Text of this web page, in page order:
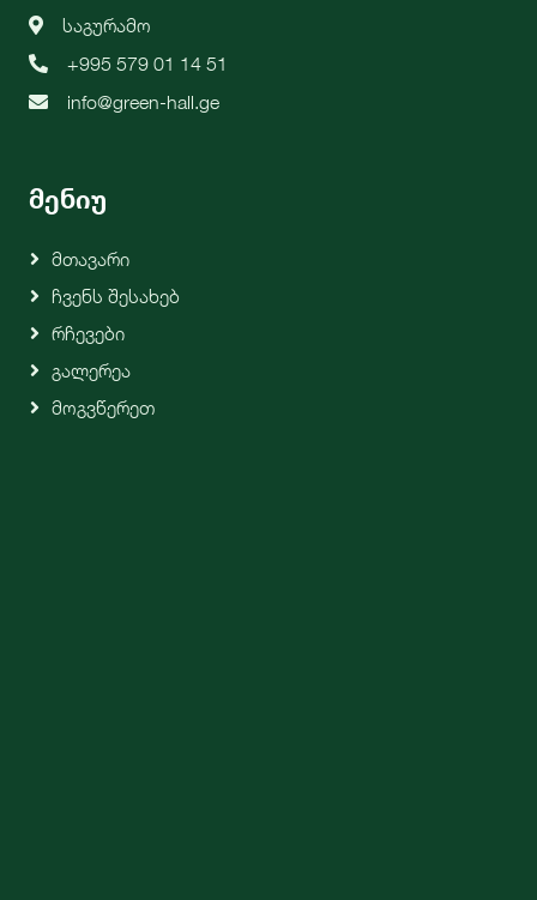
საგურამო
+995 579 01 14 51
info@green-hall.ge
მენიუ
Მთავარი
Ჩვენს Შესახებ
Რჩევები
Გალერეა
Მოგვწერეთ